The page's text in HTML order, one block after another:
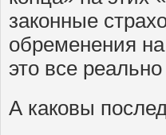
законные
обременения
это все
А каковы